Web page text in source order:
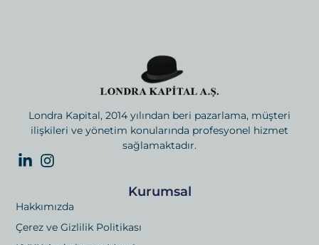
Londra Kapital, 2014 yılından beri pazarlama, müşteri
ilişkileri ve yönetim konularında profesyonel hizmet
sağlamaktadır.
Kurumsal
Hakkımızda
Çerez ve Gizlilik Politikası